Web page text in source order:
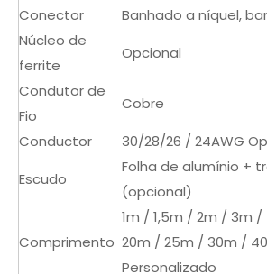
Conector
Banhado a níquel,
Núcleo de
ferrite
Opcional
Condutor de
Fio
Cobre
Conductor
30/28/26 / 24AWG
Escudo
Folha de alumínio +
(opcional)
Comprimento
1m / 1,5m / 2m / 3m
20m / 25m / 30m /
Personalizado